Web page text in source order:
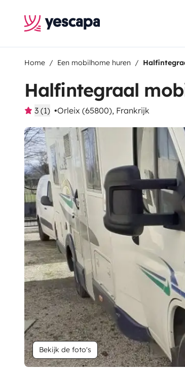
Home Een mobilhome huren
Halfintegraal
3 (1) Orleix (65800), Frankrijk
Bekijk de foto's